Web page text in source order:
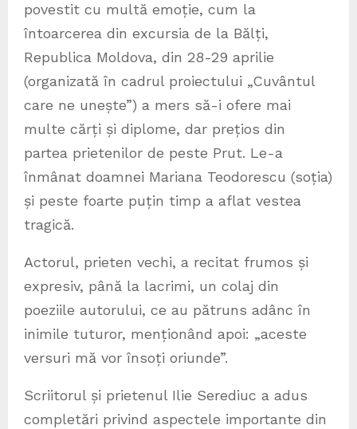
povestit cu multă emoție, cum la
întoarcerea din excursia de la Bălți,
Republica Moldova, din 28-29 aprilie
(organizată în cadrul proiectului „Cuvântul
care ne unește”) a mers să-i ofere mai
multe cărți și diplome, dar prețios din
partea prietenilor de peste Prut. Le-a
înmânat doamnei Mariana Teodorescu (soția)
și peste foarte puțin timp a aflat vestea
tragică.
Actorul, prieten vechi, a recitat frumos și
expresiv, până la lacrimi, un colaj din
poeziile autorului, ce au pătruns adânc în
inimile tuturor, menționând apoi: „aceste
versuri mă vor însoți oriunde”.
Scriitorul și prietenul Ilie Serediuc a adus
completări privind aspectele importante din